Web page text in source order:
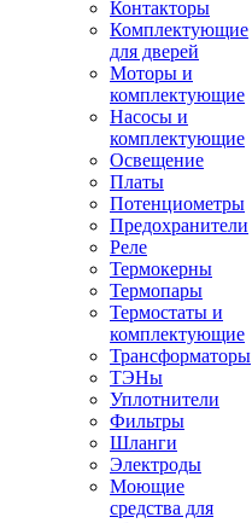
Контакторы
Комплектующие
для дверей
Моторы и
комплектующие
Насосы и
комплектующие
Освещение
Платы
Потенциометры
Предохранители
Реле
Термокерны
Термопары
Термостаты и
комплектующие
Трансформаторы
ТЭНы
Уплотнители
Фильтры
Шланги
Электроды
Моющие
средства для